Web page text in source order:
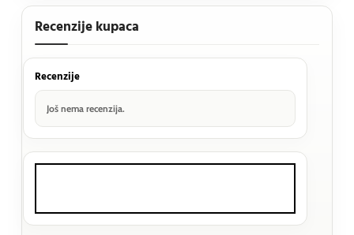
Recenzije kupaca
Recenzije
Još nema recenzija.